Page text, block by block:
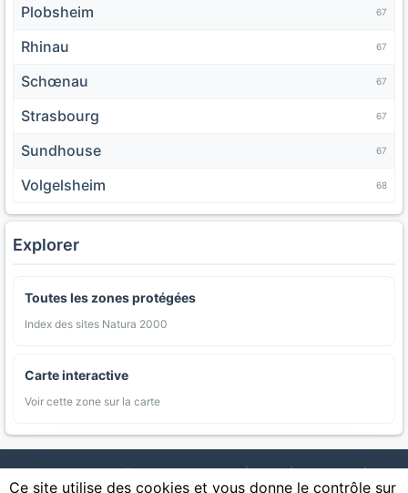
Plobsheim 67
Rhinau 67
Schœnau 67
Strasbourg 67
Sundhouse 67
Volgelsheim 68
Explorer
Toutes les zones protégées
Index des sites Natura 2000
Carte interactive
Voir cette zone sur la carte
AgriMap — Données agricoles ouvertes | Carte | Communes |
Appellations | Regions | Cultures | Zones protégées | Forets |
Ce site utilise des cookies et vous donne le contrôle sur